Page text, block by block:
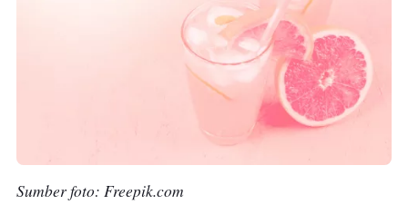
Sumber foto: Freepik.com